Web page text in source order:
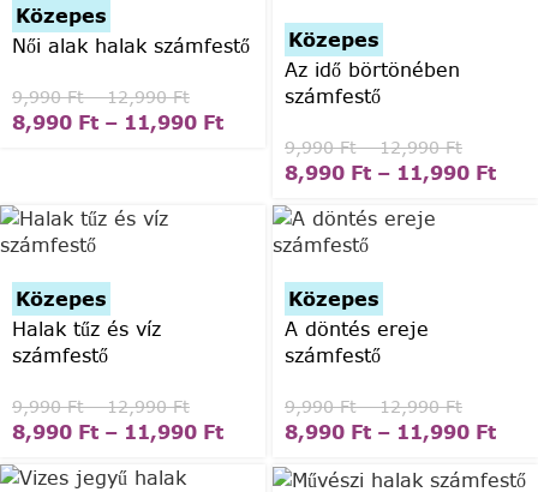
Közepes
Női alak halak számfestő
9,990Ft – 12,990Ft
8,990 Ft – 11,990 Ft
Közepes
Az idő börtönében
számfestő
9,990Ft – 12,990Ft
8,990 Ft – 11,990 Ft
Közepes
Halak tűz és víz
számfestő
9,990Ft – 12,990Ft
8,990 Ft – 11,990 Ft
Közepes
A döntés ereje
számfestő
9,990Ft – 12,990Ft
8,990 Ft – 11,990 Ft